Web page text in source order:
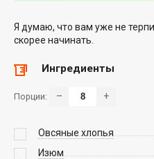
Я думаю, что вам уже не
скорее начинать.
Ингредиенты
Порции: – +
Овсяные хлопья
Изюм